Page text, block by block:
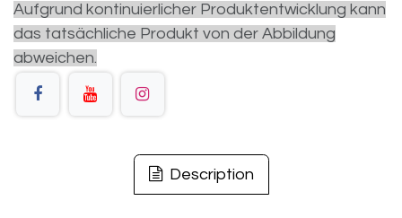
Aufgrund kontinuierlicher Produktentwicklung kann
das tatsächliche Produkt von der Abbildung
abweichen.
Description